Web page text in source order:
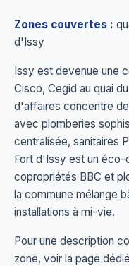
Zones couvertes :
d'Issy
Issy est devenue une
Cisco, Cegid au quai
d'affaires concentre
avec plomberies
centralisée, sanitaires
Fort d'Issy est un éco-
copropriétés BBC et
la commune mélange
installations à mi-vie.
Pour une description
zone, voir la page